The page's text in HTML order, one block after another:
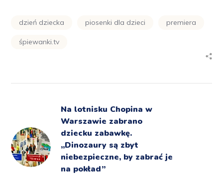
dzień dziecka piosenki dla dzieci premiera
śpiewanki.tv
Na lotnisku Chopina w
Warszawie zabrano
dziecku zabawkę.
„Dinozaury są zbyt
niebezpieczne, by zabrać je
na pokład”